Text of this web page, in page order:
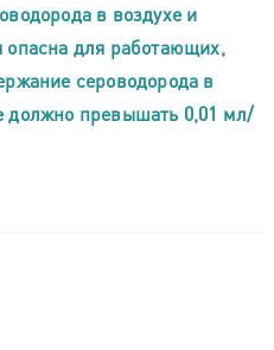
в воздухе и
опасна для работающих,
сероводорода в
должно превышать 0,01 мл/